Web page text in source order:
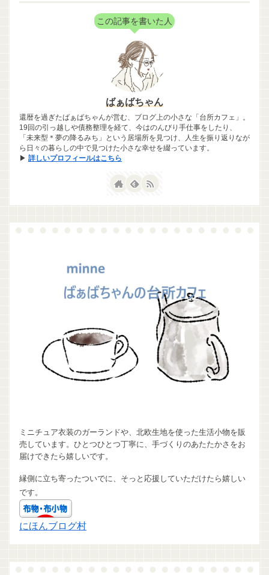
この記事を書いた人
ばぁばちゃん
還暦を過ぎたばぁばちゃんが営む、ブログ上の小さな「台所カフェ」。
19回の引っ越しや債務整理を経て、今はのんびり手仕事をしたり、
「未来型＊夢の降るみち」という居場所を見つけ、人生を振り返りなが
ら日々の暮らしの中で見つけた小さな幸せを綴っています。
▶ 詳しいプロフィールはこちら
ミニチュア衣装のガーランドや、北欧生地を使った生活小物を販
売しています。ひとつひとつ丁寧に、手づくりのあたたかさをお
届けできたら嬉しいです。
縁側に立ち寄ったついでに、そっと応援していただけたら嬉しい
です。
にほんブログ村